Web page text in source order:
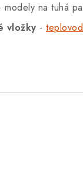
modely na tuhá
vložky -